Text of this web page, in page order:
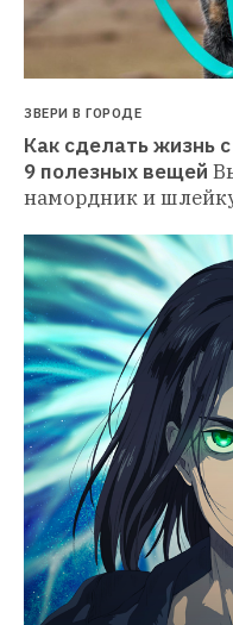
ЗВЕРИ В ГОРОДЕ
Как сделать жизнь
9 полезных вещей
намордник и